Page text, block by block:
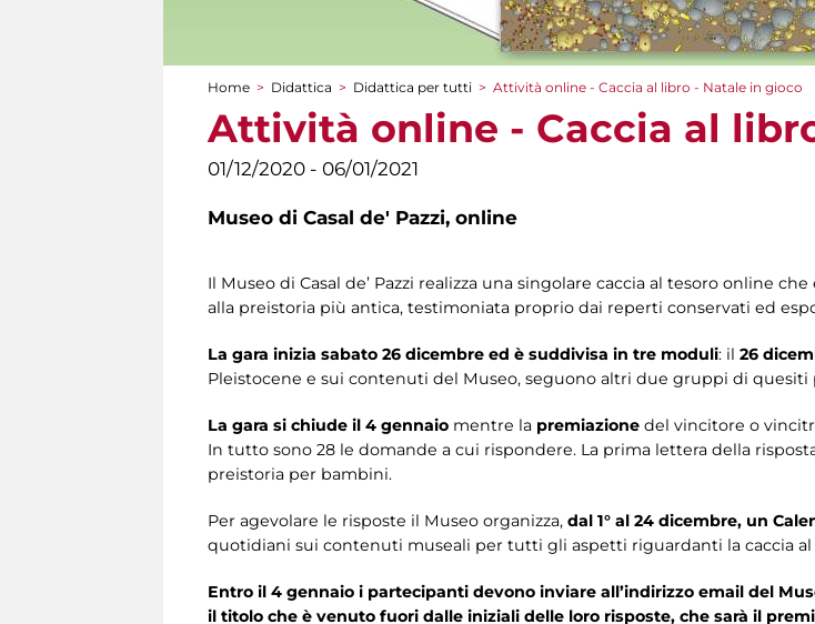
Tu sei qui
Home > Didattica > Didattica per tutti > Attività online - Caccia al libro - Natale in gioco
Attività online - Caccia al
01/12/2020 - 06/01/2021
Museo di Casal de' Pazzi, online
Il Museo di Casal de’ Pazzi realizza una singolare caccia al tesoro online
alla preistoria più antica, testimoniata proprio dai reperti conservati ed
La gara inizia sabato 26 dicembre ed è suddivisa in tre moduli: il 26
Pleistocene e sui contenuti del Museo, seguono altri due gruppi di
La gara si chiude il 4 gennaio mentre la premiazione del vincitore o
In tutto sono 28 le domande a cui rispondere. La prima lettera della
preistoria per bambini.
Per agevolare le risposte il Museo organizza, dal 1° al 24 dicembre, un
quotidiani sui contenuti museali per tutti gli aspetti riguardanti la caccia al
Entro il 4 gennaio i partecipanti devono inviare all’indirizzo email del
il titolo che è venuto fuori dalle iniziali delle loro risposte, che sarà il